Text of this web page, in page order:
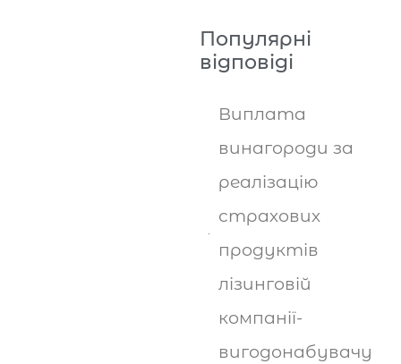
Популярні
відповіді
Виплата
винагороди за
реалізацію
страхових
продуктів
лізинговій
компанії-
вигодонабувачу